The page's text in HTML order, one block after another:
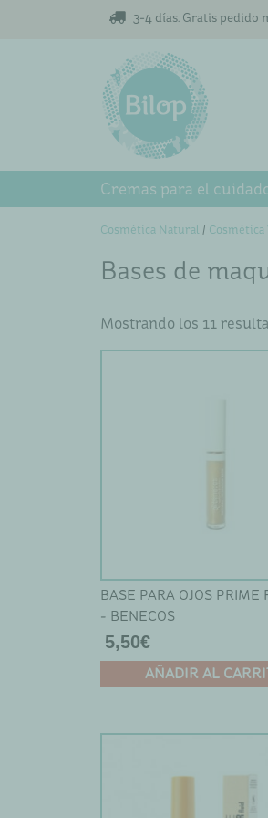
3-4 días. Gratis pedido
Cremas para el
Cosmética Natural / Cosmética
Bases de
Mostrando los 11
BASE PARA OJOS PRIME
- BENECOS
5,50€
AÑADIR AL